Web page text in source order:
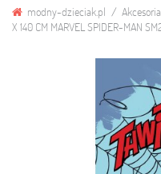
modny-dzieciak.pl Akcesoria
X 140 CM MARVEL SPIDER-MAN